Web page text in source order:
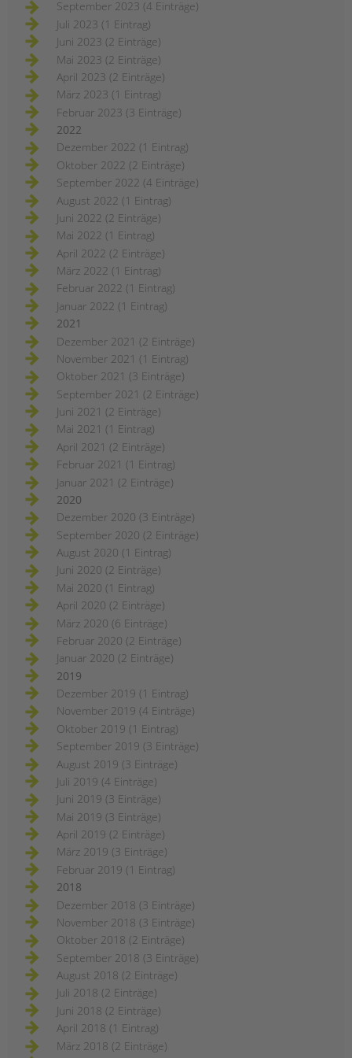
September 2023 (4 Einträge)
Juli 2023 (1 Eintrag)
Juni 2023 (2 Einträge)
Mai 2023 (2 Einträge)
April 2023 (2 Einträge)
März 2023 (1 Eintrag)
Februar 2023 (3 Einträge)
2022
Dezember 2022 (1 Eintrag)
Oktober 2022 (2 Einträge)
September 2022 (4 Einträge)
August 2022 (1 Eintrag)
Juni 2022 (2 Einträge)
Mai 2022 (1 Eintrag)
April 2022 (2 Einträge)
März 2022 (1 Eintrag)
Februar 2022 (1 Eintrag)
Januar 2022 (1 Eintrag)
2021
Dezember 2021 (2 Einträge)
November 2021 (1 Eintrag)
Oktober 2021 (3 Einträge)
September 2021 (2 Einträge)
Juni 2021 (2 Einträge)
Mai 2021 (1 Eintrag)
April 2021 (2 Einträge)
Februar 2021 (1 Eintrag)
Januar 2021 (2 Einträge)
2020
Dezember 2020 (3 Einträge)
September 2020 (2 Einträge)
August 2020 (1 Eintrag)
Juni 2020 (2 Einträge)
Mai 2020 (1 Eintrag)
April 2020 (2 Einträge)
März 2020 (6 Einträge)
Februar 2020 (2 Einträge)
Januar 2020 (2 Einträge)
2019
Dezember 2019 (1 Eintrag)
November 2019 (4 Einträge)
Oktober 2019 (1 Eintrag)
September 2019 (3 Einträge)
August 2019 (3 Einträge)
Juli 2019 (4 Einträge)
Juni 2019 (3 Einträge)
Mai 2019 (3 Einträge)
April 2019 (2 Einträge)
März 2019 (3 Einträge)
Februar 2019 (1 Eintrag)
2018
Dezember 2018 (3 Einträge)
November 2018 (3 Einträge)
Oktober 2018 (2 Einträge)
September 2018 (3 Einträge)
August 2018 (2 Einträge)
Juli 2018 (2 Einträge)
Juni 2018 (2 Einträge)
April 2018 (1 Eintrag)
März 2018 (2 Einträge)